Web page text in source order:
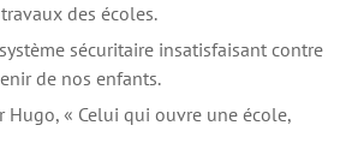
des écoles.
sécuritaire insatisfaisant contre
de nos enfants.
Hugo, « Celui qui ouvre une école,